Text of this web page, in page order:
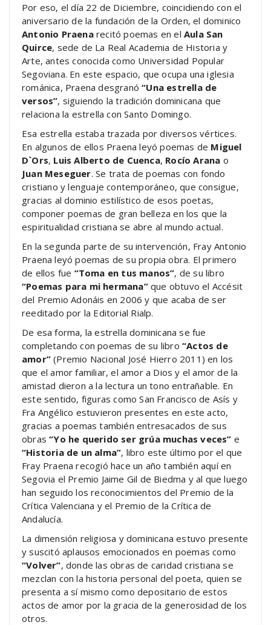
Por eso, el día 22 de Diciembre, coincidiendo con el
aniversario de la fundación de la Orden, el dominico
Antonio Praenarecitó poemas en elAula San
Quirce, sede de La Real Academia de Historia y
Arte, antes conocida como Universidad Popular
Segoviana. En este espacio, que ocupa una iglesia
románica, Praena desgranó“Una estrella de
versos”, siguiendo la tradición dominicana que
relaciona la estrella con Santo Domingo.
Esa estrella estaba trazada por diversos vértices.
En algunos de ellos Praena leyó poemas de Miguel
D`Ors, Luis Alberto de Cuenca, Rocío Arana o
Juan Meseguer. Se trata de poemas con fondo
cristiano y lenguaje contemporáneo, que consigue,
gracias al dominio estilístico de esos poetas,
componer poemas de gran belleza en los que la
espiritualidad cristiana se abre al mundo actual.
En la segunda parte de su intervención, Fray Antonio
Praena leyó poemas de su propia obra. El primero
de ellos fue “Toma en tus manos”, de su libro
“Poemas para mi hermana”que obtuvo el Accésit
del Premio Adonáis en 2006 y que acaba de ser
reeditado por la Editorial Rialp.
De esa forma, la estrella dominicana se fue
completando con poemas de su libro “Actos de
amor” (Premio Nacional José Hierro 2011) en los
que el amor familiar, el amor a Dios y el amor de la
amistad dieron a la lectura un tono entrañable. En
este sentido, figuras como San Francisco de Asís y
Fra Angélico estuvieron presentes en este acto,
gracias a poemas también entresacados de sus
obras“Yo he querido ser grúa muchas veces” e
“Historia de un alma”, libro este último por el que
Fray Praena recogió hace un año también aquí en
Segovia el Premio Jaime Gil de Biedma y al que luego
han seguido los reconocimientos del Premio de la
Crítica Valenciana y el Premio de la Crítica de
Andalucía.
La dimensión religiosa y dominicana estuvo presente
y suscitó aplausos emocionados en poemas como
“Volver”, donde las obras de caridad cristiana se
mezclan con la historia personal del poeta, quien se
presenta a sí mismo como depositario de estos
actos de amor por la gracia de la generosidad de los
otros.